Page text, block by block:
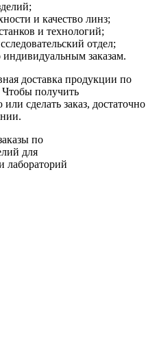
и качество линз;
и технологий;
отдел;
заказам.
доставка продукции по
Чтобы получить
сделать заказ, достаточно
по
для
лабораторий